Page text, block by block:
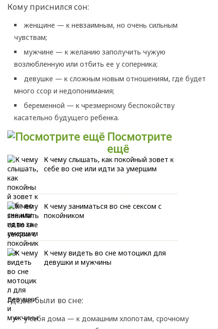
Кому приснился сон:
женщине — к невзаимным, но очень сильным
чувствам;
мужчине — к желанию заполучить чужую
возлюбленную или отбить ее у соперника;
девушке — к сложным новым отношениям, где будет
много ссор и недопонимания;
беременной — к чрезмерному беспокойству
касательно будущего ребенка.
Посмотрите
ещё
К чему слышать, как покойный зовет к
себе во сне или идти за умершим
К чему заниматься во сне сексом с
покойником
К чему видеть во сне мотоцикл для
девушки и мужчины
Где вы были во сне:
у себя дома — к домашним хлопотам, срочному